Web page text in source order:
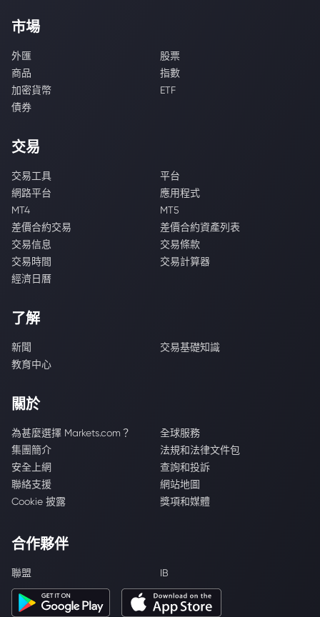
市場
外匯
股票
商品
指數
加密貨幣
ETF
債券
交易
交易工具
平台
網路平台
應用程式
MT4
MT5
差價合約交易
差價合約資產列表
交易信息
交易條款
交易時間
交易計算器
經濟日曆
了解
新聞
交易基礎知識
教育中心
關於
為甚麼選擇 Markets.com？
全球服務
集團簡介
法規和法律文件包
安全上網
查詢和投訴
聯絡支援
網站地圖
Cookie 披露
獎項和媒體
合作夥伴
聯盟 IB